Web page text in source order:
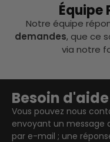
Équipe
Notre équipe
demandes, que ce
via notre
Besoin d'aide
Vous pouvez nous
envoyant un message
par e-mail ; une